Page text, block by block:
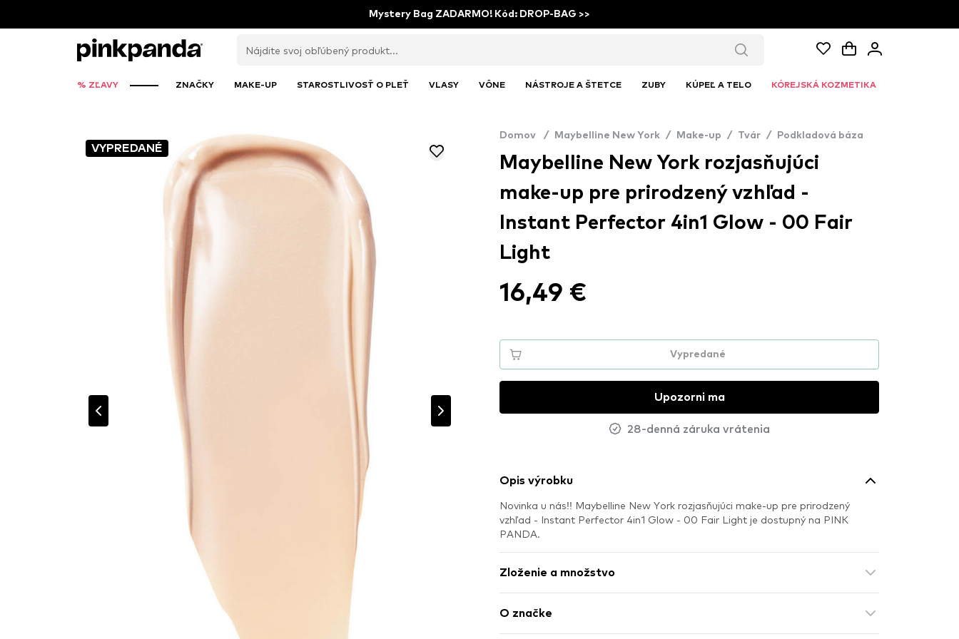
Mystery Bag ZADARMO! Kód: DROP-BAG >>
% ZĽAVY ZNAČKY MAKE-UP STAROSTLIVOSŤ O PLEŤ VLASY VÔNE NÁSTROJE A ŠTETCE ZUBY KÚPEĽ A TELO KÓREJSKÁ KOZMETIKA
VYPREDANÉ
Domov / Maybelline New York / Make-up / Tvár / Podkladová báza
Maybelline New York rozjasňujúci
make-up pre prirodzený vzhľad -
Instant Perfector 4in1 Glow - 00 Fair
Light
16,49 €
Vypredané
Upozorni ma
28-denná záruka vrátenia
Opis výrobku
Novinka u nás!! Maybelline New York rozjasňujúci make-up pre prirodzený
vzhľad - Instant Perfector 4in1 Glow - 00 Fair Light je dostupný na PINK
PANDA.
Zloženie a množstvo
O značke